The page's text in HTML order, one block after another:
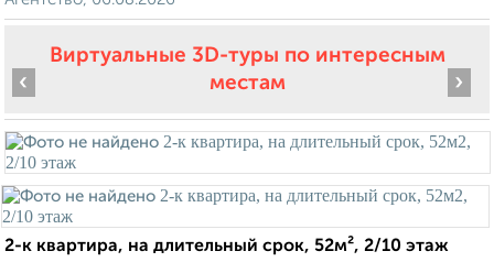
Виртуальные 3D-туры по интересным
местам
‹ ›
2-к квартира, на длительный срок, 52м², 2/10 этаж